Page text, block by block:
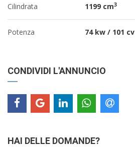
Cilindrata 1199 cm3
Potenza 74 kw / 101 cv
CONDIVIDI L'ANNUNCIO
HAI DELLE DOMANDE?